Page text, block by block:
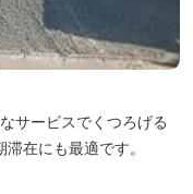
サービスでくつろげる
在にも最適です。